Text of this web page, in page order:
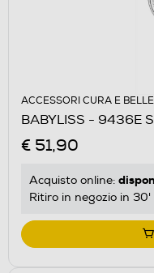
ACCESSORI CURA E
BABYLISS - 9436E
€ 51,90
Acquisto online:
Ritiro in negozio in